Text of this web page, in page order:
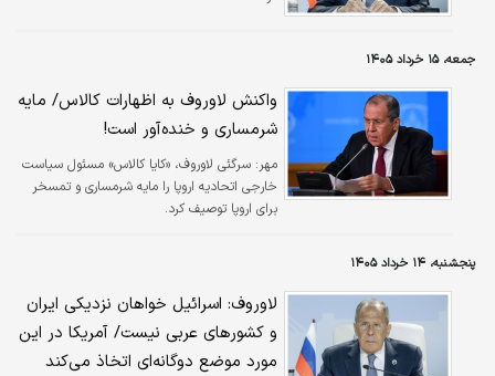
جمعه، ۱۵ خرداد ۱۴۰۵
واکنش لاوروف به اظهارات کالاس/ مایه
شرمساری و خنده‌آور است!
مهر: سرگئی لاوروف، «کایا کالاس» مسئول سیاست
خارجی اتحادیه اروپا را مایه شرمساری و تمسخر
برای اروپا توصیف کرد.
پنجشنبه، ۱۴ خرداد ۱۴۰۵
لاوروف: اسرائیل خواهان نزدیکی ایران
و کشورهای عربی نیست/ آمریکا در این
مورد موضع دوگانه‌ای اتخاذ می‌کند